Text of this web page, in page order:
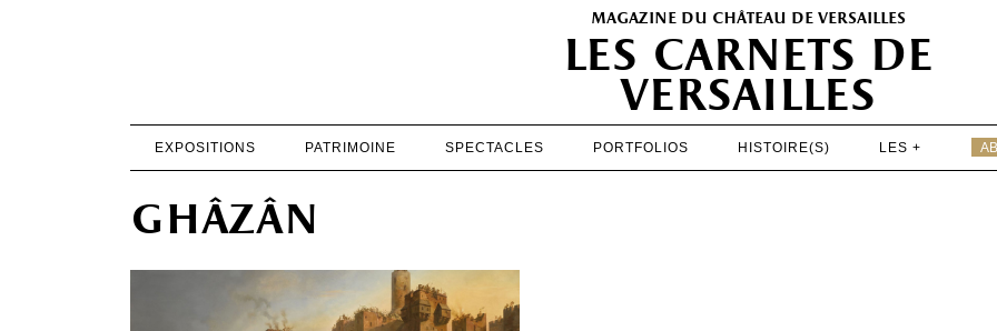
magazine du château de versailles
les carnets de
versailles
EXPOSITIONS PATRIMOINE SPECTACLES PORTFOLIOS HISTOIRE(S) LES +
ghâzân